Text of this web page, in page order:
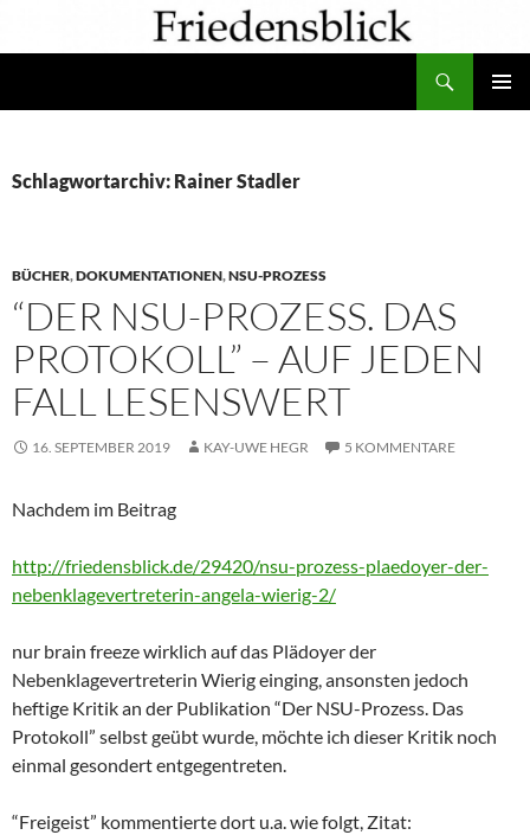
Schlagwortarchiv: Rainer Stadler
BÜCHER,DOKUMENTATIONEN,NSU-PROZESS
“DER NSU-PROZESS. DAS
PROTOKOLL” – AUF JEDEN
FALL LESENSWERT
16. SEPTEMBER 2019 KAY-UWE HEGR 5 KOMMENTARE
Nachdem im Beitrag
http://friedensblick.de/29420/nsu-prozess-plaedoyer-der-
nebenklagevertreterin-angela-wierig-2/
nur brain freeze wirklich auf das Plädoyer der
Nebenklagevertreterin Wierig einging, ansonsten jedoch
heftige Kritik an der Publikation “Der NSU-Prozess. Das
Protokoll” selbst geübt wurde, möchte ich dieser Kritik noch
einmal gesondert entgegentreten.
“Freigeist” kommentierte dort u.a. wie folgt, Zitat: